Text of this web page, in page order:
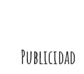
Publicidad